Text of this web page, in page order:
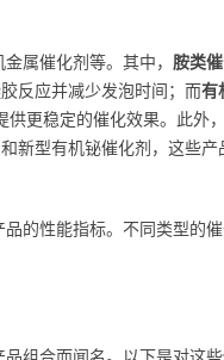
属催化剂等。其中， 胺类
反应并减少发泡时间；而有
更稳定的催化效果。此外
新型有机铋催化剂，这些产
的性能指标。不同类型的